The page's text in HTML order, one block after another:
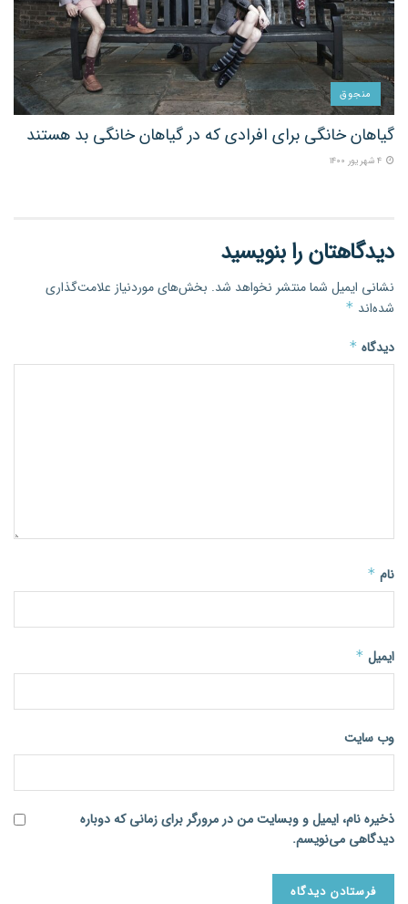
منجوق
گیاهان خانگی برای افرادی که در گیاهان خانگی بد هستند
دیدگاهتان را بنویسید
نشانی ایمیل شما منتشر نخواهد شد. بخش‌های موردنیاز علامت‌گذاری
شده‌اند *
دیدگاه *
نام *
ایمیل *
وب‌ سایت
ذخیره نام، ایمیل و وبسایت من در مرورگر برای زمانی که دوباره
دیدگاهی می‌نویسم.